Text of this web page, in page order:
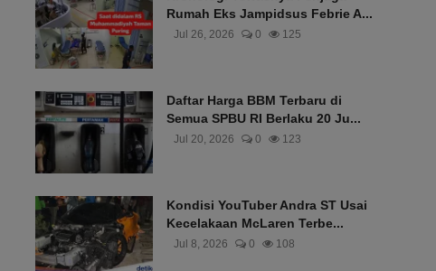
Rumah Eks Jampidsus Febrie A...
Jul 26, 2026 0 125
Daftar Harga BBM Terbaru di
Semua SPBU RI Berlaku 20 Ju...
Jul 20, 2026 0 123
Kondisi YouTuber Andra ST Usai
Kecelakaan McLaren Terbe...
Jul 8, 2026 0 108